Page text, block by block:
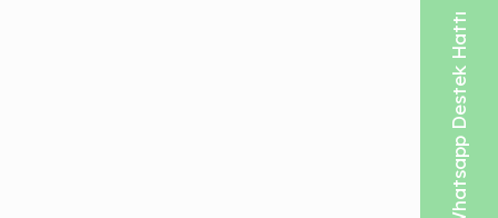
Whatsapp Destek Hattı